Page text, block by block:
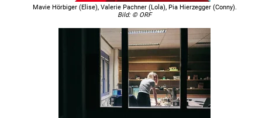
Mavie Hörbiger (Elise), Valerie Pachner (Lola), Pia Hierzegger (Conny).
Bild: © ORF